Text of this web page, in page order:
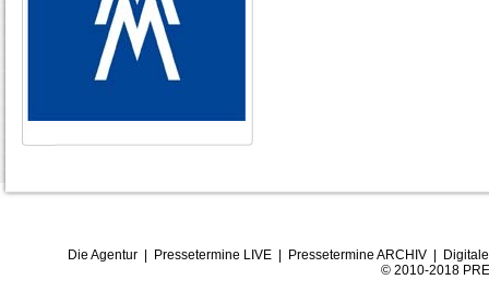
Die Agentur| Pressetermine LIVE| Pressetermine ARCHIV|
© 2010-2018